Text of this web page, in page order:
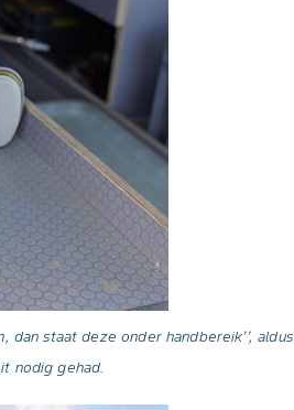
staat deze onder handbereik’’, aldus
nodig gehad.